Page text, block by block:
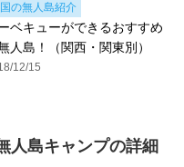
の無人島紹介
ベキューができるおすすめ
人島！（関西・関東別）
12/15
人島キャンプの詳細